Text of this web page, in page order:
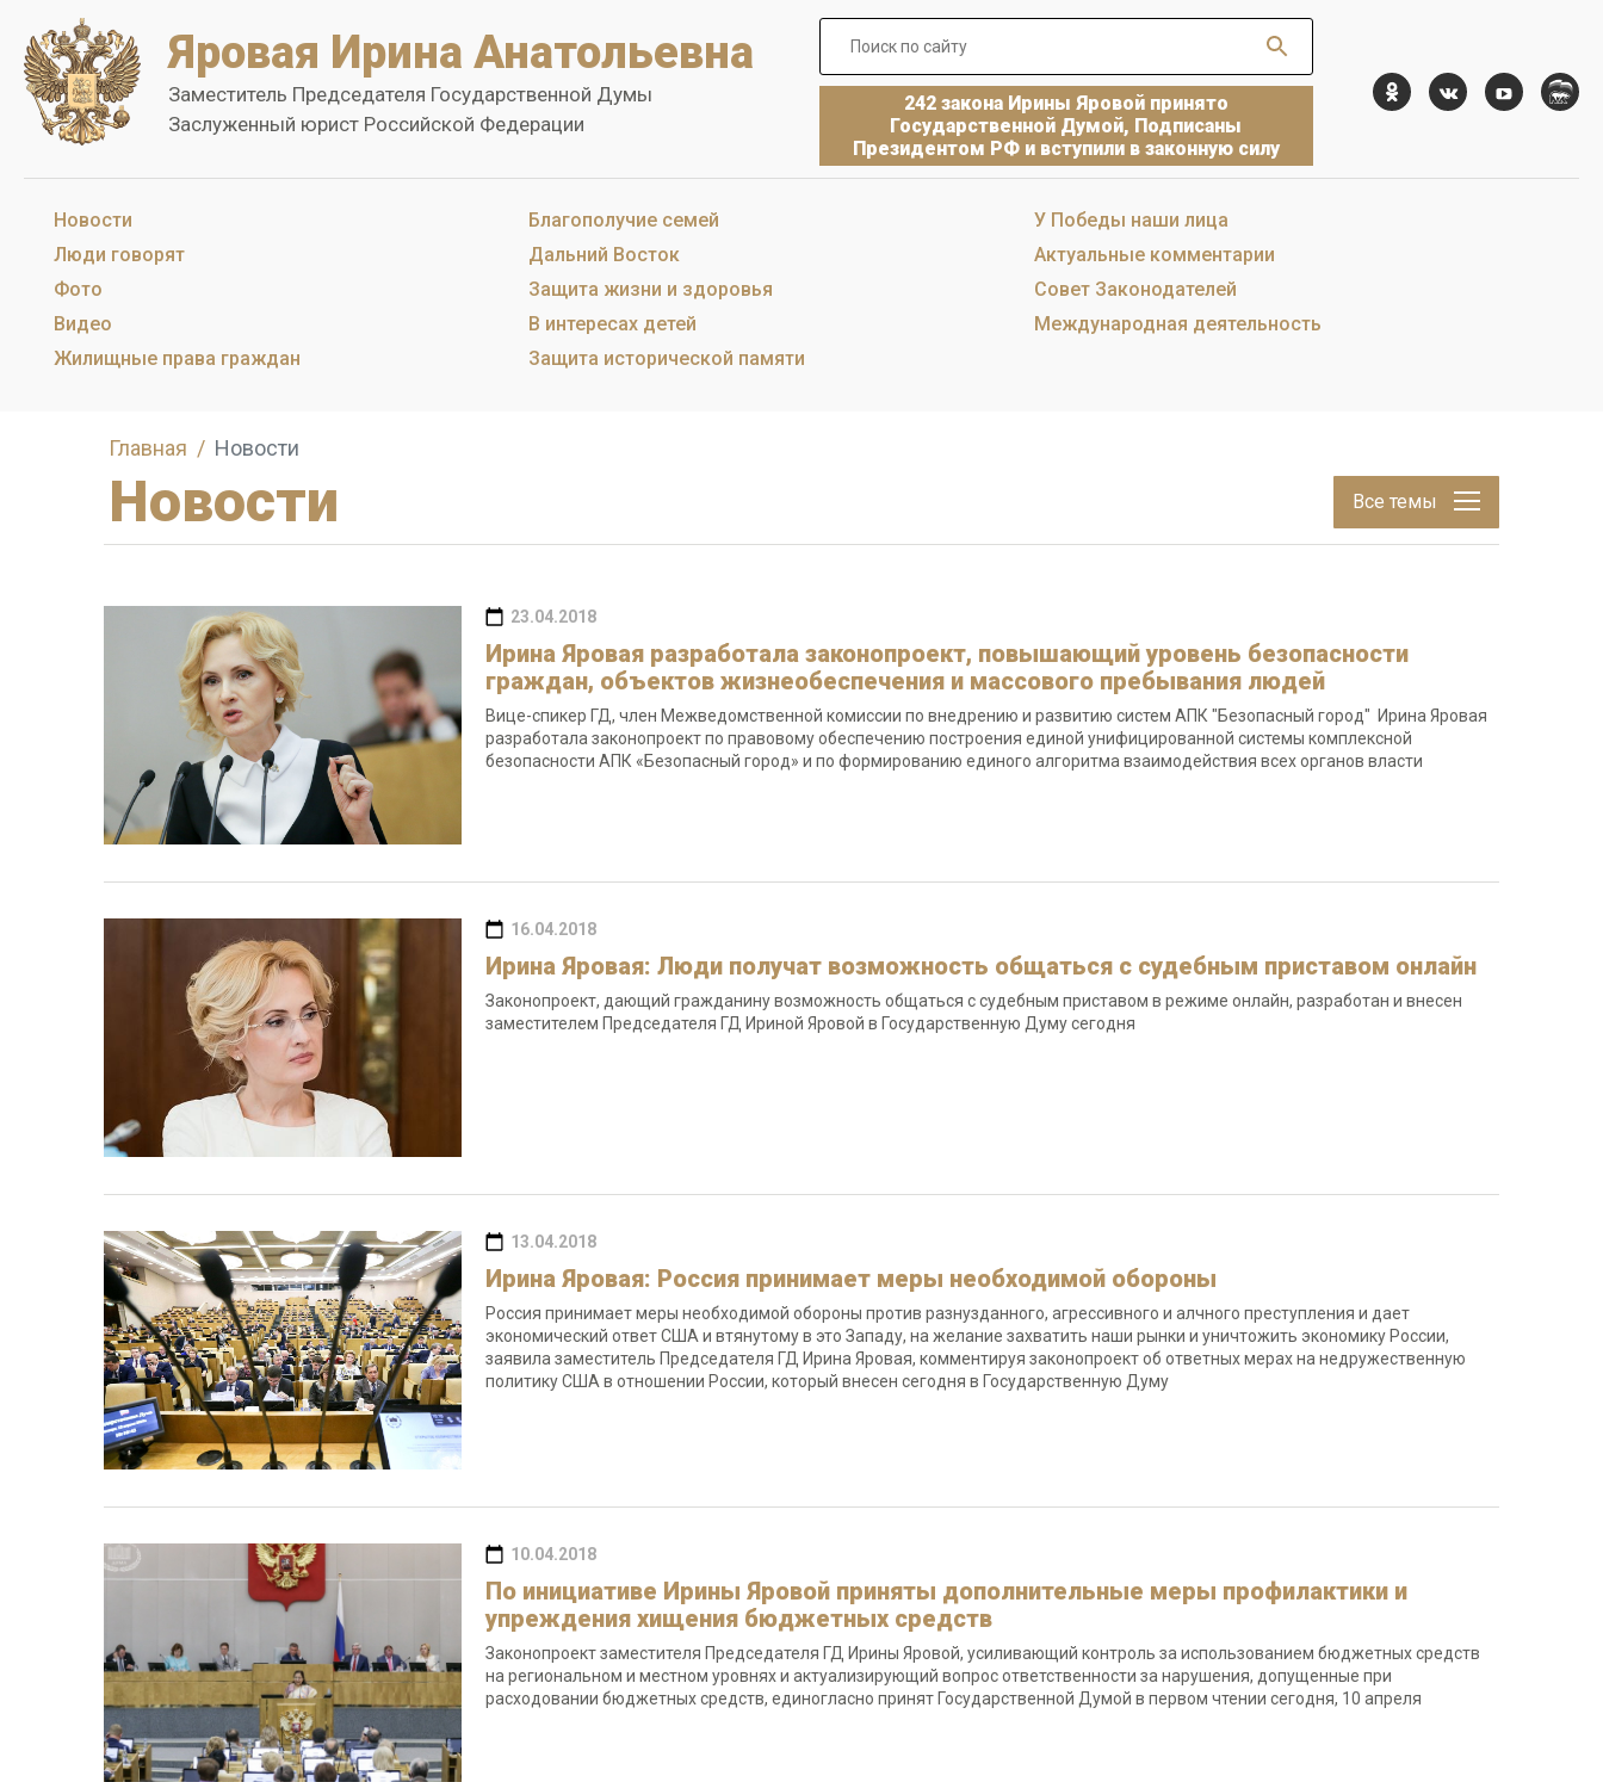
Яровая Ирина Анатольевна
Заместитель Председателя Государственной Думы
Заслуженный юрист Российской Федерации
242 закона Ирины Яровой принято
Государственной Думой, Подписаны
Президентом РФ и вступили в законную силу
Новости
Люди говорят
Фото
Видео
Жилищные права граждан
Благополучие семей
Дальний Восток
Защита жизни и здоровья
В интересах детей
Защита исторической памяти
У Победы наши лица
Актуальные комментарии
Совет Законодателей
Международная деятельность
Главная Новости
Новости Все темы
23.04.2018
Ирина Яровая разработала законопроект, повышающий уровень безопасности
граждан, объектов жизнеобеспечения и массового пребывания людей
Вице-спикер ГД, член Межведомственной комиссии по внедрению и развитию систем АПК "Безопасный город" Ирина Яровая
разработала законопроект по правовому обеспечению построения единой унифицированной системы комплексной
безопасности АПК «Безопасный город» и по формированию единого алгоритма взаимодействия всех органов власти
16.04.2018
Ирина Яровая: Люди получат возможность общаться с судебным приставом онлайн
Законопроект, дающий гражданину возможность общаться с судебным приставом в режиме онлайн, разработан и внесен
заместителем Председателя ГД Ириной Яровой в Государственную Думу сегодня
13.04.2018
Ирина Яровая: Россия принимает меры необходимой обороны
Россия принимает меры необходимой обороны против разнузданного, агрессивного и алчного преступления и дает
экономический ответ США и втянутому в это Западу, на желание захватить наши рынки и уничтожить экономику России,
заявила заместитель Председателя ГД Ирина Яровая, комментируя законопроект об ответных мерах на недружественную
политику США в отношении России, который внесен сегодня в Государственную Думу
10.04.2018
По инициативе Ирины Яровой приняты дополнительные меры профилактики и
упреждения хищения бюджетных средств
Законопроект заместителя Председателя ГД Ирины Яровой, усиливающий контроль за использованием бюджетных средств
на региональном и местном уровнях и актуализирующий вопрос ответственности за нарушения, допущенные при
расходовании бюджетных средств, единогласно принят Государственной Думой в первом чтении сегодня, 10 апреля